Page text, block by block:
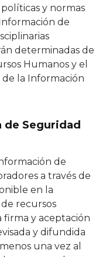
y normas
de
determinadas de
Humanos y el
la Información
Seguridad
de
a través de
en la
recursos
firma y aceptación
y difundida
una vez al